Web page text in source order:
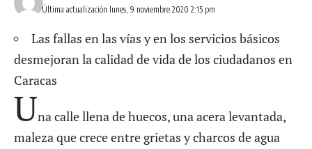
Última actualización lunes, 9 noviembre 2020 2:15 pm
Las fallas en las vías y en los servicios básicos
desmejoran la calidad de vida de los ciudadanos en
Caracas
Una calle llena de huecos, una acera levantada,
maleza que crece entre grietas y charcos de agua